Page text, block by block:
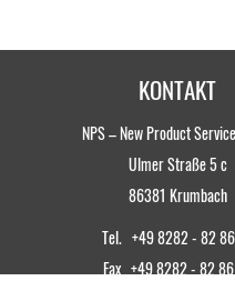
passendes Angebot
KONTAKT
NPS – New Product
Ulmer Straße 5 c
86381 Krumbach
Tel. +49 8282 - 82
Fax +49 8282 - 82